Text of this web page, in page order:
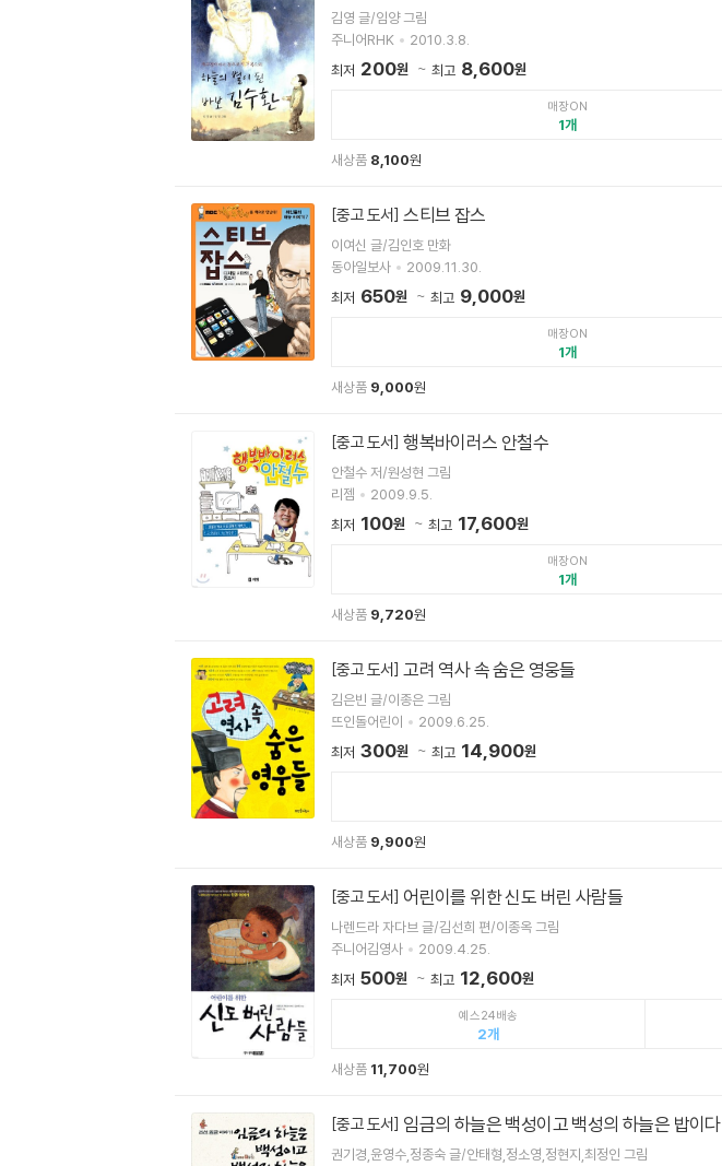
김영 글/임양 그림
주니어RHK
2010.3.8.
최저 200원 최고 8,600원
매장ON
1
새상품 8,100원
[중고 도서] 스티브 잡스
이여신 글/김인호 만화
동아일보사
2009.11.30.
최저 650원 최고 9,000원
매장ON
1
새상품 9,000원
[중고 도서] 행복바이러스 안철수
안철수 저/원성현 그림
리젬
2009.9.5.
최저 100원 최고 17,600원
매장ON
1
새상품 9,720원
[중고 도서] 고려 역사 속 숨은 영웅들
김은빈 글/이종은 그림
뜨인돌어린이
2009.6.25.
최저 300원 최고 14,900원
새상품 9,900원
[중고 도서] 어린이를 위한 신도 버린 사람들
나렌드라 자다브 글/김선희 편/이종옥 그림
주니어김영사
2009.4.25.
최저 500원 최고 12,600원
예스24배송
2
새상품 11,700원
[중고 도서] 임금의 하늘은 백성이고 백성의 하늘은 밥이다
권기경,윤영수,정종숙 글/안태형,정소영,정현지,최정인 그림